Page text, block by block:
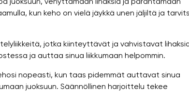
kun keho on vielä jäykkä unen jäljiltä ja
jotka kiinteyttävät ja vahvistavat
ja auttaa sinua liikkumaan helpommin.
nopeasti, kun taas pidemmät auttavat sinua
juoksuun. Säännöllinen harjoittelu tekee